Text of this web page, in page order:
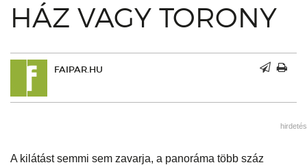
HÁZ VAGY TORONY
FAIPAR.HU
hirdetés
A kilátást semmi sem zavarja, a panoráma több száz